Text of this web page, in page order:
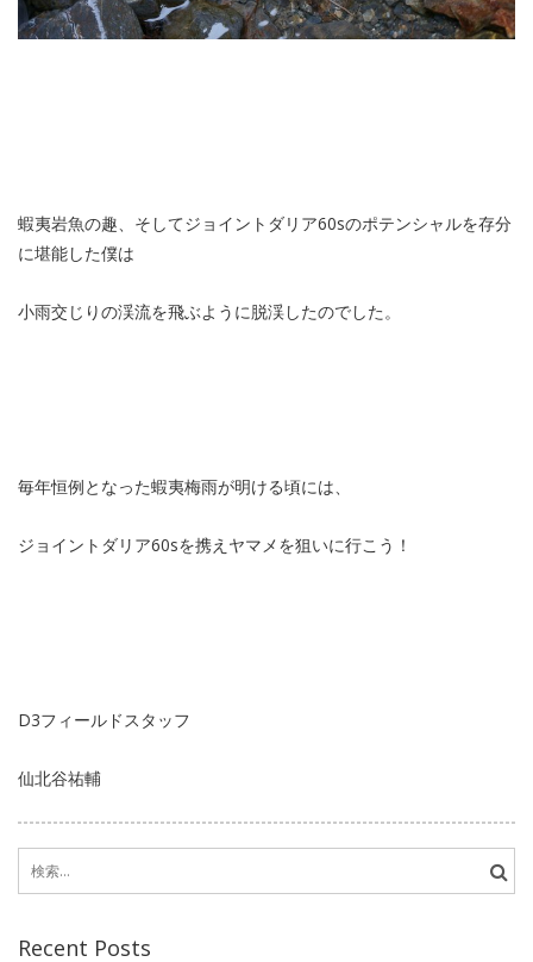
蝦夷岩魚の趣、そしてジョイントダリア60sのポテンシャルを存分
に堪能した僕は
小雨交じりの渓流を飛ぶように脱渓したのでした。
毎年恒例となった蝦夷梅雨が明ける頃には、
ジョイントダリア60sを携えヤマメを狙いに行こう！
D3フィールドスタッフ
仙北谷祐輔
索:
Recent Posts